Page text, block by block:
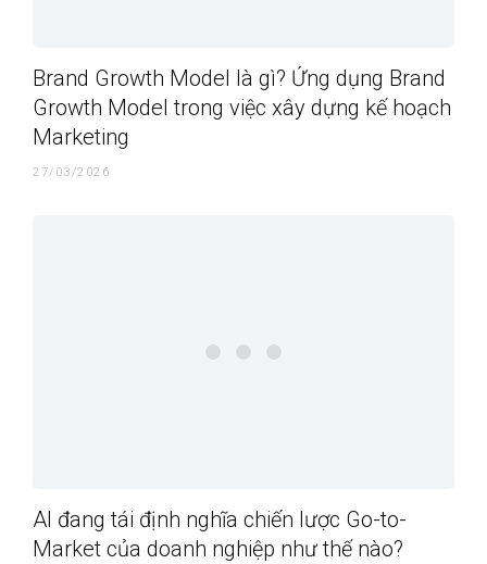
Brand Growth Model là gì? Ứng dụng Brand
Growth Model trong việc xây dựng kế hoạch
Marketing
27/03/2026
AI đang tái định nghĩa chiến lược Go-to-
Market của doanh nghiệp như thế nào?